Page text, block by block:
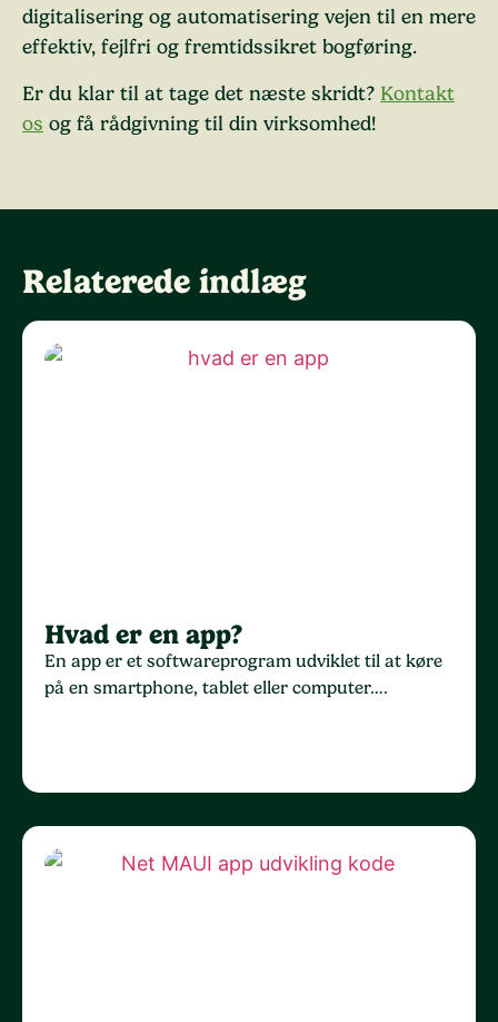
digitalisering og automatisering vejen til en mere
effektiv, fejlfri og fremtidssikret bogføring.
Er du klar til at tage det næste skridt? Kontakt
os og få rådgivning til din virksomhed!
Relaterede indlæg
Hvad er en app?
En app er et softwareprogram udviklet til at køre
på en smartphone, tablet eller computer….